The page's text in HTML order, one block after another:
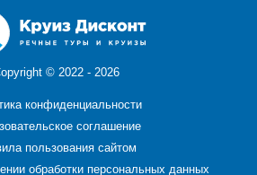
© 2022 - 2026
конфиденциальности
соглашение
пользования сайтом
обработки персональных данных